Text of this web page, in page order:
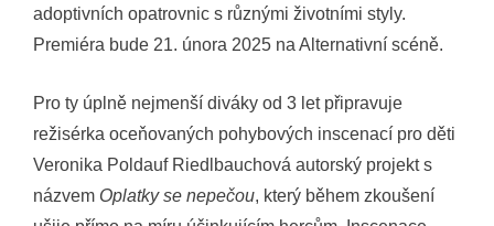
adoptivních opatrovnic s různými životními styly.
Premiéra bude 21. února 2025 na Alternativní scéně.
Pro ty úplně nejmenší diváky od 3 let připravuje
režisérka oceňovaných pohybových inscenací pro děti
Veronika Poldauf Riedlbauchová autorský projekt s
názvem Oplatky se nepečou, který během zkoušení